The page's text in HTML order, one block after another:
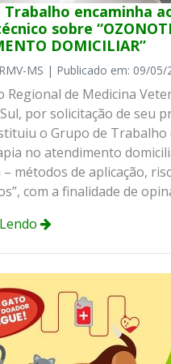
Trabalho encaminha
sobre
DOMICILIAR”
MS | Publicado em: 09/05/
Regional de Medicina
por solicitação de seu
o Grupo de Trabalho
no atendimento
métodos de aplicação,
com a finalidade de